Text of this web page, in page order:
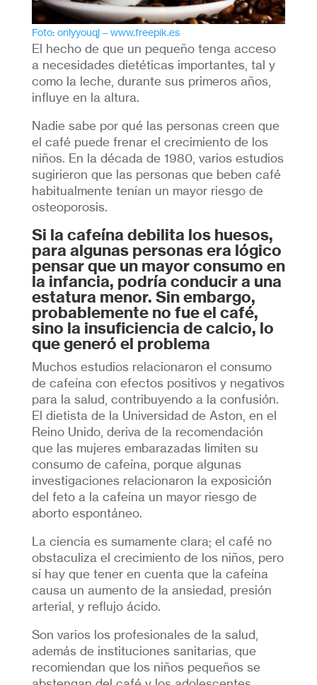
Foto: onlyyouqj – www.freepik.es
El hecho de que un pequeño tenga acceso
a necesidades dietéticas importantes, tal y
como la leche, durante sus primeros años,
influye en la altura.
Nadie sabe por qué las personas creen que
el café puede frenar el crecimiento de los
niños. En la década de 1980, varios estudios
sugirieron que las personas que beben café
habitualmente tenían un mayor riesgo de
osteoporosis.
Si la cafeína debilita los huesos,
para algunas personas era lógico
pensar que un mayor consumo en
la infancia, podría conducir a una
estatura menor. Sin embargo,
probablemente no fue el café,
sino la insuficiencia de calcio, lo
que generó el problema
Muchos estudios relacionaron el consumo
de cafeína con efectos positivos y negativos
para la salud, contribuyendo a la confusión.
El dietista de la Universidad de Aston, en el
Reino Unido, deriva de la recomendación
que las mujeres embarazadas limiten su
consumo de cafeína, porque algunas
investigaciones relacionaron la exposición
del feto a la cafeína un mayor riesgo de
aborto espontáneo.
La ciencia es sumamente clara; el café no
obstaculiza el crecimiento de los niños, pero
sí hay que tener en cuenta que la cafeína
causa un aumento de la ansiedad, presión
arterial, y reflujo ácido.
Son varios los profesionales de la salud,
además de instituciones sanitarias, que
recomiendan que los niños pequeños se